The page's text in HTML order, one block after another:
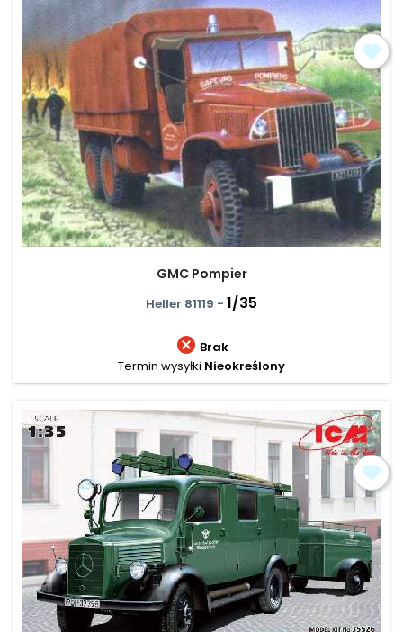
GMC Pompier
Heller 81119 - 1/35
 Brak
Termin wysyłki Nieokreślony